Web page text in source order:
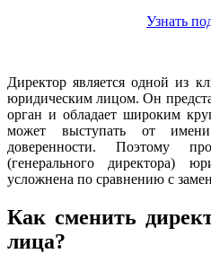
Узнать
Директор является одной из
юридическим лицом. Он
орган и обладает широким
может выступать от
доверенности. Поэтому
(генерального директора)
усложнена по сравнению с
Как сменить
лица?